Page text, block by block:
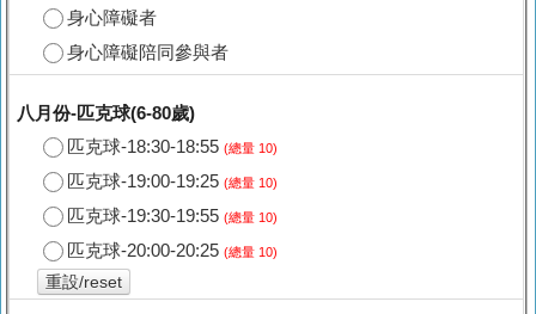
身心障礙者
身心障礙陪同參與者
八月份-匹克球(6-80歲)
匹克球-18:30-18:55 (總量 10)
匹克球-19:00-19:25 (總量 10)
匹克球-19:30-19:55 (總量 10)
匹克球-20:00-20:25 (總量 10)
重設/reset